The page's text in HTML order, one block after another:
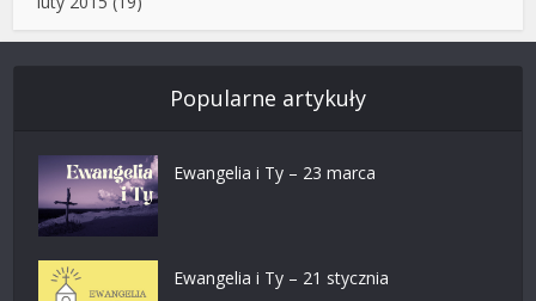
Popularne artykuły
Ewangelia i Ty – 23 marca
Ewangelia i Ty – 21 stycznia